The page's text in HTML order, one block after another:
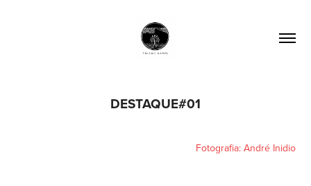
DESTAQUE#01
Fotografia: André Inidio